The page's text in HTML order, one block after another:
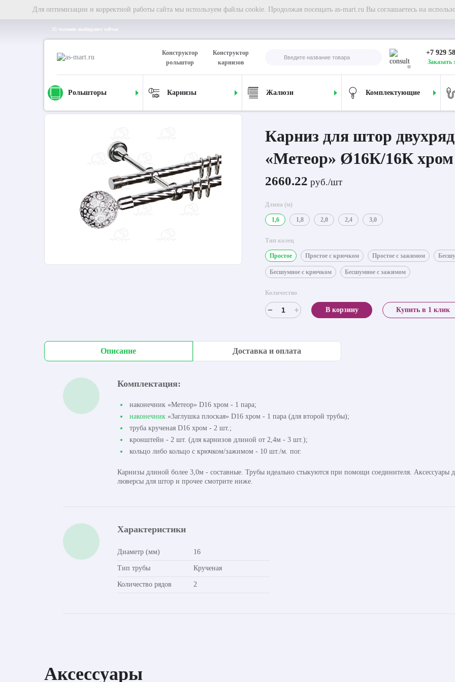
Для оптимизации и корректной работы сайта мы используем файлы cookie. Продолжая посещать as-mart.ru Вы соглашаетесь на
35 человек выбирают сейчас
Конструктор
рольштор
Конструктор
карнизов
+7 929
Заказать
Рольшторы Карнизы Жалюзи Комплектующие
Главная
Карниз для штор
«Метеор» Ø16К/16К хром
2660.22 руб./шт
Длина (м)
1,6 1,8 2,0 2,4 3,0
Тип колец
Простое Простое с крючком Простое с зажимом
Бесшумное с крючком Бесшумное с зажимом
Количество
В корзину Купить в 1 клик
Описание Доставка и оплата
Комплектация:
наконечник «Метеор» D16 хром - 1 пара;
наконечник «Заглушка плоская» D16 хром - 1 пара (для второй трубы);
труба крученая D16 хром - 2 шт.;
кронштейн - 2 шт. (для карнизов длиной от 2,4м - 3 шт.);
кольцо либо кольцо с крючком/зажимом - 10 шт./м. пог.
Карнизы длиной более 3,0м - составные. Трубы идеально стыкуются при помощи соединителя. Аксессуары
люверсы для штор и прочее смотрите ниже.
Характеристики
Диаметр (мм) 16
Тип трубы Крученая
Количество рядов 2
Аксессуары